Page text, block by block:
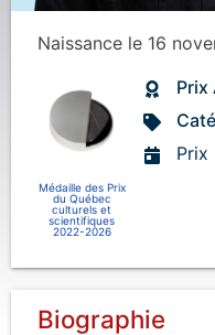
Naissance le 16
Médaille des Prix
du Québec
culturels et
scientifiques
2022-2026
Prix
Prix
Biographie